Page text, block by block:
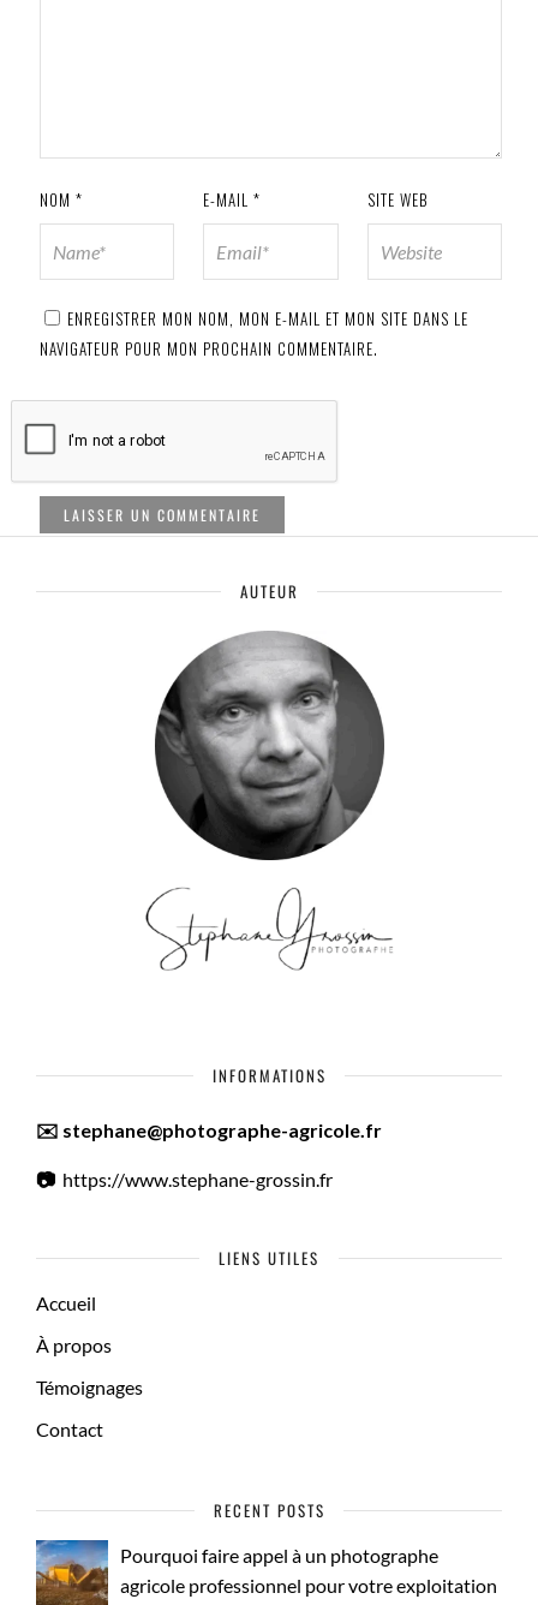
NOM * E-MAIL* SITE WEB
ENREGISTRER MON NOM, MON E-MAIL ET MON SITE DANS LE
NAVIGATEUR POUR MON PROCHAIN COMMENTAIRE.
AUTEUR
INFORMATIONS
✉️ stephane@photographe-agricole.fr
📷 https://www.stephane-grossin.fr
LIENS UTILES
Accueil
À propos
Témoignages
Contact
RECENT POSTS
Pourquoi faire appel à un photographe
agricole professionnel pour votre exploitation